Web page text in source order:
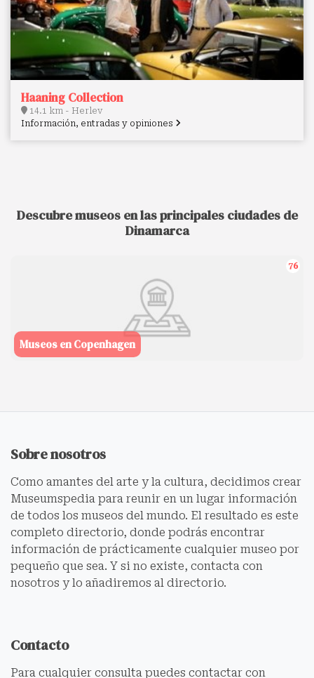
Haaning Collection
14.1 km - Herlev
Información, entradas y opiniones
Descubre museos en las principales ciudades de
Dinamarca
76
Museos en Copenhagen
Sobre nosotros
Como amantes del arte y la cultura, decidimos crear
Museumspedia para reunir en un lugar información
de todos los museos del mundo. El resultado es este
completo directorio, donde podrás encontrar
información de prácticamente cualquier museo por
pequeño que sea. Y si no existe, contacta con
nosotros y lo añadiremos al directorio.
Contacto
Para cualquier consulta puedes contactar con